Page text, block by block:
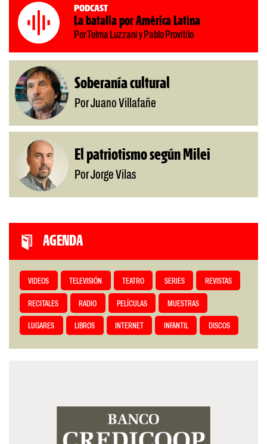
Podcast
La batalla por América Latina
Por Telma Luzzani y Pablo Provitilo
Soberanía cultural
Por Juano Villafañe
El patriotismo según Milei
Por Jorge Vilas
AGENDA
VIDEOS TELEVISIÓN TEATRO SERIES REVISTAS
RECITALES RADIO PELÍCULAS MUESTRAS
LUGARES LIBROS INTERNET INFANTIL DISCOS